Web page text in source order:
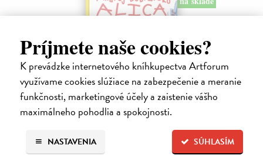
Príjmete naše cookies?
K prevádzke internetového kníhkupectva Artforum
využívame cookies slúžiace na zabezpečenie a meranie
funkčnosti, marketingové účely a zaistenie vášho
maximálneho pohodlia a spokojnosti.
SÚHLASÍM
NASTAVENIA
Alica a hmyz
Dúbravský Andrej| Kniha
Alica je zvedavá mačka, ktorá býva so zvedavým Andrejom. Obaja sú